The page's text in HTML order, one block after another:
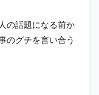
の話題になる前か
のグチを言い合う